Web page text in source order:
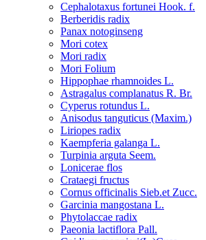
Cephalotaxus fortunei Hook. f.
Berberidis radix
Panax notoginseng
Mori cotex
Mori radix
Mori Folium
Hippophae rhamnoides L.
Astragalus complanatus R. Br.
Cyperus rotundus L.
Anisodus tanguticus (Maxim.)
Liriopes radix
Kaempferia galanga L.
Turpinia arguta Seem.
Lonicerae flos
Crataegi fructus
Cornus officinalis Sieb.et Zucc.
Garcinia mangostana L.
Phytolaccae radix
Paeonia lactiflora Pall.